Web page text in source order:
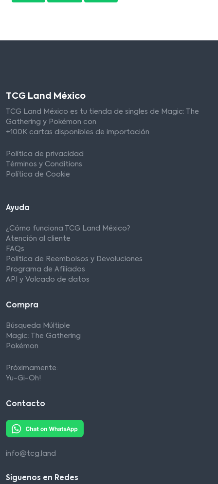
TCG Land México
TCG Land México es tu tienda de singles de Magic: The
Gathering y Pokémon con
+100K cartas disponibles de importación
Política de privacidad
Términos y Conditions
Política de Cookie
Ayuda
¿Cómo funciona TCG Land México?
Atención al cliente
FAQs
Política de Reembolsos y Devoluciones
Programa de Afiliados
API y Volcado de datos
Compra
Búsqueda Múltiple
Magic: The Gathering
Pokémon
Próximamente:
Yu-Gi-Oh!
Contacto
info@tcg.land
Síguenos en Redes